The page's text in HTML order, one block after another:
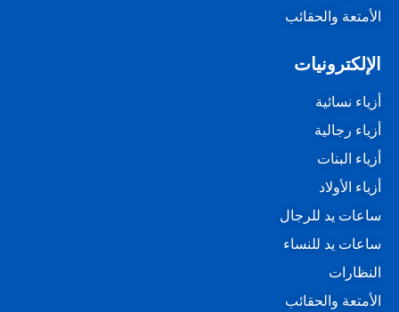
الأمتعة والحقائب
الإلكترونيات
أزياء نسائية
أزياء رجالية
أزياء البنات
أزياء الأولاد
ساعات يد للرجال
ساعات يد للنساء
النظارات
الأمتعة والحقائب